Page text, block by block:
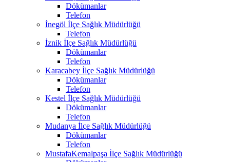
Dökümanlar
Telefon
İnegöl İlçe Sağlık Müdürlüğü
Telefon
İznik İlçe Sağlık Müdürlüğü
Dökümanlar
Telefon
Karacabey İlçe Sağlık Müdürlüğü
Dökümanlar
Telefon
Kestel İlçe Sağlık Müdürlüğü
Dökümanlar
Telefon
Mudanya İlçe Sağlık Müdürlüğü
Dökümanlar
Telefon
MustafaKemalpaşa İlçe Sağlık Müdürlüğü